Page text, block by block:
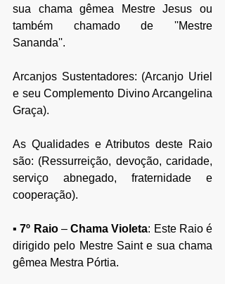
sua chama gêmea Mestre Jesus ou
também chamado de ''Mestre
Sananda''.
Arcanjos Sustentadores: (Arcanjo Uriel
e seu Complemento Divino Arcangelina
Graça).
As Qualidades e Atributos deste Raio
são: (Ressurreição, devoção, caridade,
serviço abnegado, fraternidade e
cooperação).
▪ 7º Raio – Chama Violeta: Este Raio é
dirigido pelo Mestre Saint e sua chama
gêmea Mestra Pórtia.